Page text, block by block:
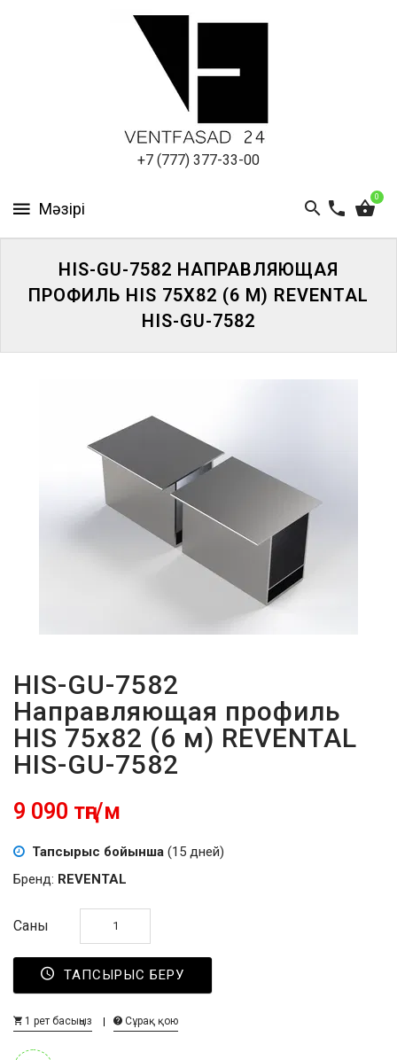
+7 (777) 377-33-00
0
ПАНЕЛИ
ҰМЫТТЫҢЫЗ
HIS-GU-7582 НАПРАВЛЯЮЩАЯ
ПРОФИЛЬ HIS 75Х82 (6 М) REVENTAL
HIS-GU-7582
HIS-GU-7582
Направляющая профиль
HIS 75х82 (6 м) REVENTAL
HIS-GU-7582
9 090 тңг/м
Тапсырыс бойынша (15 дней)
Бренд: REVENTAL
Саны
ТАПСЫРЫС БЕРУ
1 рет басыңыз Сұрақ қою